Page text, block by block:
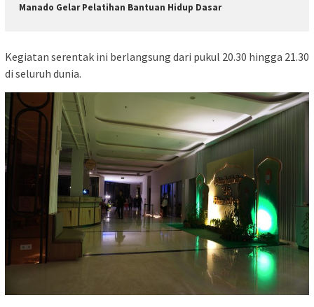
Manado Gelar Pelatihan Bantuan Hidup Dasar
Kegiatan serentak ini berlangsung dari pukul 20.30 hingga 21.30
di seluruh dunia.